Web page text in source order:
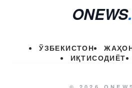
ONEWS
ЎЗБЕКИСТОН
ИҚТИСОДИЁТ